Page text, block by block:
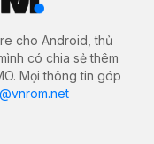
cho Android, thủ
có chia sẻ thêm
Mọi thông tin góp